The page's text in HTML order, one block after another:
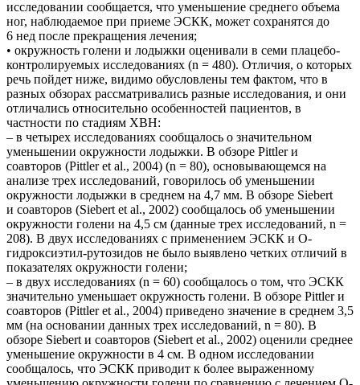
исследовании сообщается, что уменьшение среднего объема
ног, наблюдаемое при приеме ЭСКК, может сохранятся до
6 нед после прекращения лечения;
• окружность голени и лодыжки оценивали в семи плацебо-
контролируемых исследованиях (n = 480). Отличия, о которых
речь пойдет ниже, видимо обусловлены тем фактом, что в
разных обзорах рассматривались разные исследования, и они
отличались относительно особенностей пациентов, в
частности по стадиям ХВН:
– в четырех исследованиях сообщалось о значительном
уменьшении окружности лодыжки. В обзоре Pittler и
соавторов (Pittler et al., 2004) (n = 80), основывающемся на
анализе трех исследований, говорилось об уменьшении
окружности лодыжки в среднем на 4,7 мм. В обзоре Siebert
и соавторов (Siebert et al., 2002) сообщалось об уменьшении
окружности голени на 4,5 см (данные трех исследований, n =
208). В двух исследованиях с применением ЭСКК и О-
гидроксиэтил-рутозидов не было выявлено четких отличий в
показателях окружности голени;
– в двух исследованиях (n = 60) сообщалось о том, что ЭСКК
значительно уменьшает окружность голени. В обзоре Pittler и
соавторов (Pittler et al., 2004) приведено значение в среднем 3,5
мм (на основании данных трех исследований, n = 80). В
обзоре Siebert и соавторов (Siebert et al., 2002) оценили среднее
уменьшение окружности в 4 см. В одном исследовании
сообщалось, что ЭСКК приводит к более выраженному